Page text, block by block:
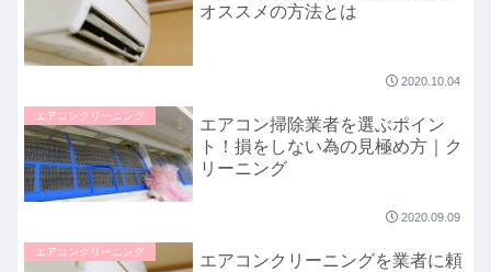
オススメの方法とは
2020.10.04
エアコンクリーニング
エアコン掃除業者を選ぶポイン
ト！損をしない為の見極め方｜ク
リーニング
2020.09.09
エアコンクリーニング
エアコンクリーニングを業者に頼